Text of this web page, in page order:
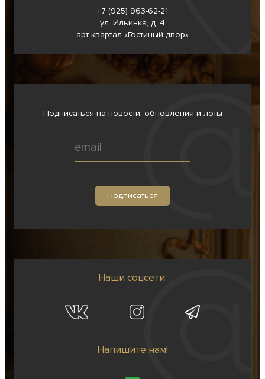
+7 (925) 963-62-21
ул. Ильинка, д. 4
арт-квартал «Гостиный двор»
Подписаться на новости, обновления и лоты
Наши соцсети:
Напишите нам!